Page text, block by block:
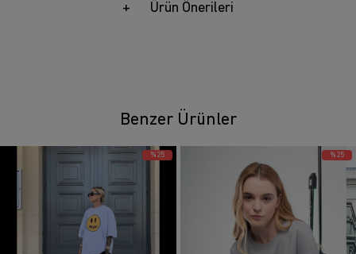
Ürün Önerileri
Benzer Ürünler
%25 %25